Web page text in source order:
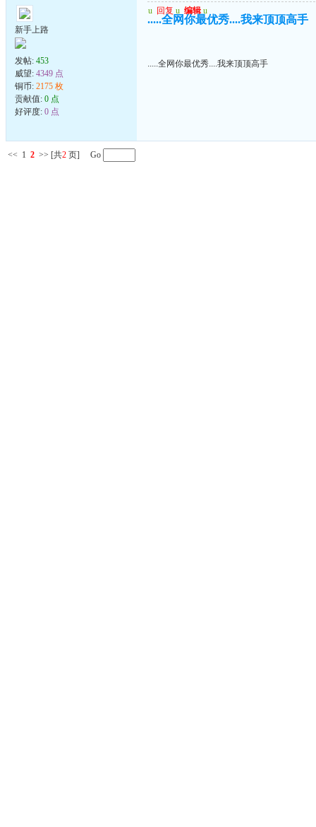
新手上路
发帖: 453
威望: 4349 点
铜币: 2175 枚
贡献值: 0 点
好评度: 0 点
u 回复 u 编辑 u
.....全网你最优秀....我来顶顶高手
.....全网你最优秀....我来顶顶高手
<< 1 2 >> [共2 页] Go